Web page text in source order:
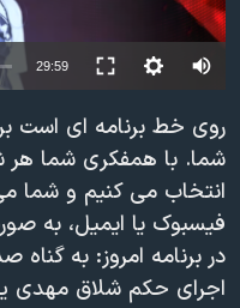
فرهنگ و زندگی
حقوق شهروندی
علم و فناوری
اسرائیل در جنگ
گالری عکس
آرشیو پخش زنده
مستندها
انتخابات ریاست جمهوری آمریکا
رمز مهسا
ورزش زنان در ایران
اعتراضات زن، زندگی، آزادی
مجموعه مستندهای دادخواهی
دنبال کنید
زبانهای مختلف
Auto
240p
720p
29:59
360p
480p
720p
1080p
روی خط برنامه ای است
شما. با همفکری شما
انتخاب می کنیم و شما
فیسبوک یا ایمیل، به
در برنامه امروز: به گناه
اجرای حکم شلاق مهدی